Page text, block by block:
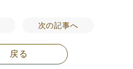
次の記事へ
戻る